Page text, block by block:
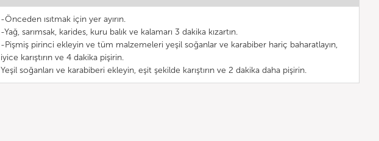
-Önceden ısıtmak için yer ayırın.
-Yağ, sarımsak, karides, kuru balık ve kalamarı 3 dakika kızartın.
-Pişmiş pirinci ekleyin ve tüm malzemeleri yeşil soğanlar ve karabiber hariç baharatlayın,
iyice karıştırın ve 4 dakika pişirin.
Yeşil soğanları ve karabiberi ekleyin, eşit şekilde karıştırın ve 2 dakika daha pişirin.